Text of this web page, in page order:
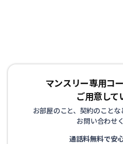
マンスリー専用コ
ご用意して
お部屋のこと、契約のこと
お問い合わせ
通話料無料で安